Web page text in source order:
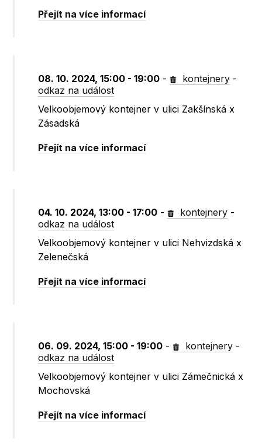
Přejít na více informací
08. 10. 2024, 15:00 - 19:00 - kontejnery -
odkaz na událost
Velkoobjemový kontejner v ulici Zakšínská x
Zásadská
Přejít na více informací
04. 10. 2024, 13:00 - 17:00 - kontejnery -
odkaz na událost
Velkoobjemový kontejner v ulici Nehvizdská x
Zelenečská
Přejít na více informací
06. 09. 2024, 15:00 - 19:00 - kontejnery -
odkaz na událost
Velkoobjemový kontejner v ulici Zámečnická x
Mochovská
Přejít na více informací